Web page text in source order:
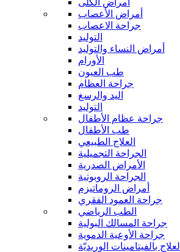
أمراض الأعصاب
جراحة الاعصاب
التوليد
أمراض النساء والتوليد
الأورام
طب العيون
جراحة العظام
اليد والرسغ
التوليد
جراحة عظام الأطفال
طب الأطفال
العلاج الطبيعي
الجراحة التجميلية
الأمراض الصدرية
الجراحة الروبوتية
أمراض الروماتيزم
جراحة العمود الفقري
الطب الرياضي
جراحة المسالك البولية
جراحة الأوعية الدموية
العلاج بالفيتامينات الوريديّة